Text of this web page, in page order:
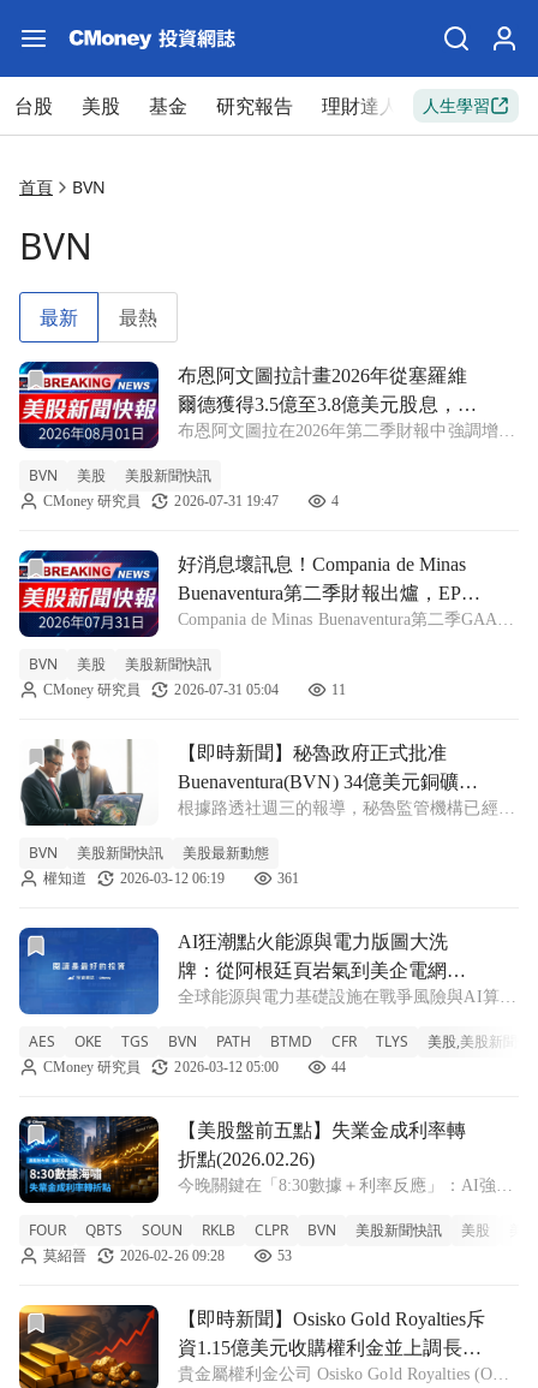
台股 美股 基金 研究報告 理財達人 新手入門
人生學習
首頁 BVN
BVN
最新 最熱
前往布恩阿文圖拉計畫2026年從塞羅維爾德獲得3.5億至3.8
布恩阿文圖拉計畫2026年從塞羅維
爾德獲得3.5億至3.8億美元股息，聖
加百利金礦目標年底前達到70%回收
布恩阿文圖拉在2026年第二季財報中強調增加
觀的股息收益。 BVN -4.77% 布恩阿文圖拉公
司（Compania de Minas Buenaventura
BVN 美股 美股新聞快訊
CMoney 研究員 2026-07-31 19:47 4
前往好消息壞訊息！Compania de Minas Buenaventura第
好消息壞訊息！Compania de Minas
Buenaventura第二季財報出爐，EPS
0.93美元卻錯失預期
Compania de Minas Buenaventura第二季GAAP
仍低於市場預期81百萬美元。 BVN +5.43%
Compania de M
BVN 美股 美股新聞快訊
CMoney 研究員 2026-07-31 05:04 11
前往【即時新聞】秘魯政府正式批准 Buenaventura(BVN)
【即時新聞】秘魯政府正式批准
Buenaventura(BVN) 34億美元銅礦環
評，看好2030年後投產營運
根據路透社週三的報導，秘魯監管機構已經正
值高達 34 億美元的 Trapiche 銅礦專案環境研
究報告。這項重大進展意味著該公司在推動這
BVN 美股新聞快訊 美股最新動態
權知道 2026-03-12 06:19 361
前往AI狂潮點火能源與電力版圖大洗牌：從阿根廷頁岩氣到
AI狂潮點火能源與電力版圖大洗
牌：從阿根廷頁岩氣到美企電網併
購戰
全球能源與電力基礎設施在戰爭風險與AI算力
魯銅礦、北美中游管線到美國電力公司私有化
交易同步加速，IEA史上最大釋儲也難壓油價
AES OKE TGS BVN PATH BTMD CFR TLYS 美股,美股新聞快
CMoney 研究員 2026-03-12 05:00 44
前往【美股盤前五點】失業金成利率轉折點(2026.02.26)文章
【美股盤前五點】失業金成利率轉
折點(2026.02.26)
今晚關鍵在「8:30數據＋利率反應」：AI強不
49,482、那指23,152，科技/半導體領漲；今早
亞股多數走揚、歐洲聚焦輝達。今晚重點：
FOUR QBTS SOUN RKLB CLPR BVN 美股新聞快訊 美股
莫紹晉 2026-02-26 09:28 53
前往【即時新聞】Osisko Gold Royalties斥資1.15億美元收
【即時新聞】Osisko Gold Royalties斥
資1.15億美元收購權利金並上調長期
產量預測
貴金屬權利金公司 Osisko Gold Royalties (OR)